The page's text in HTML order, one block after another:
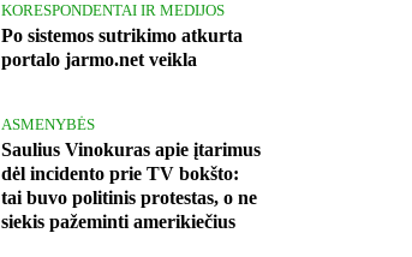
KORESPONDENTAI IR MEDIJOS
Po sistemos sutrikimo atkurta
portalo jarmo.net veikla
ASMENYBĖS
Saulius Vinokuras apie įtarimus
dėl incidento prie TV bokšto:
tai buvo politinis protestas, o ne
siekis pažeminti amerikiečius